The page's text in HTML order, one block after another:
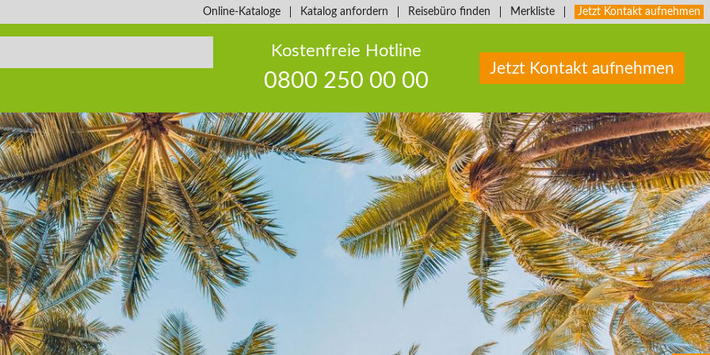
Online-Kataloge Katalog anfordern Reisebüro finden Merkliste Jetzt Kontakt aufnehmen
Kostenfreie Hotline
0800 250 00 00
Jetzt Kontakt aufnehmen